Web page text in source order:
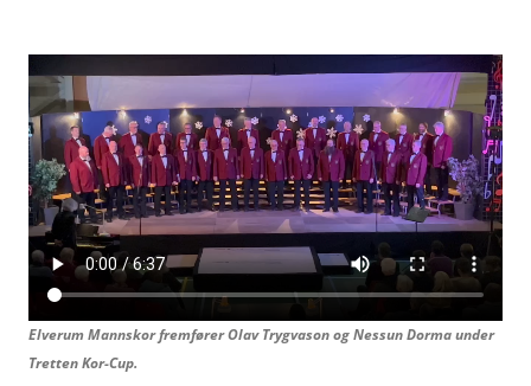
Elverum Mannskor fremfører Olav Trygvason ogNessun Dorma under
Tretten Kor-Cup.